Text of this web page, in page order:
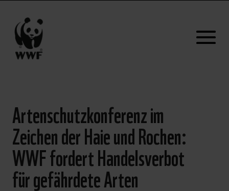
Artenschutzkonferenz im
Zeichen der Haie und Rochen:
WWF fordert Handelsverbot
für gefährdete Arten